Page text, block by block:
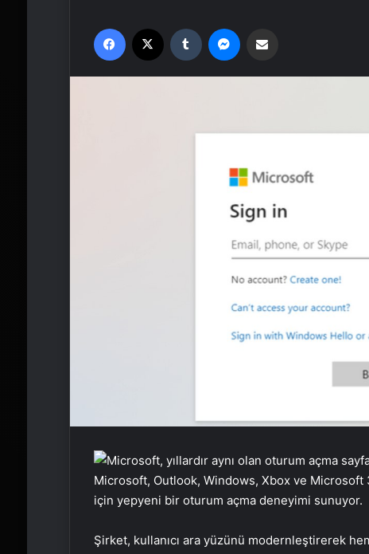
Facebook Tumblr
Microsoft, Outlook, Windows, Xbox ve
için yepyeni bir oturum açma deneyimi sunuyor.
Şirket, kullanıcı ara yüzünü modernleştirerek